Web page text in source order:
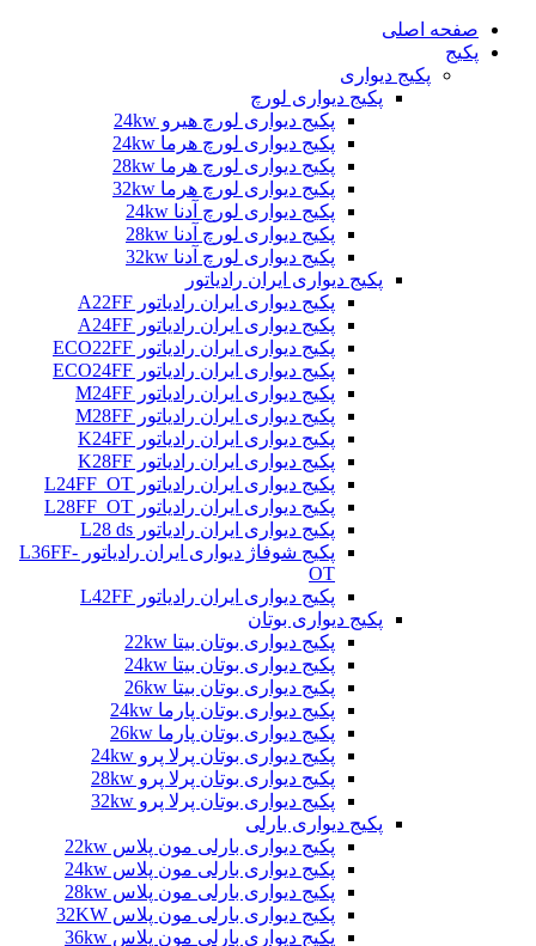
صفحه اصلی
پکیج
پکیج دیواری
پکیج دیواری لورچ
پکیج دیواری لورچ هیرو 24kw
پکیج دیواری لورچ هرما 24kw
پکیج دیواری لورچ هرما 28kw
پکیج دیواری لورچ هرما 32kw
پکیج دیواری لورچ آدنا 24kw
پکیج دیواری لورچ آدنا 28kw
پکیج دیواری لورچ آدنا 32kw
پکیج دیواری ایران رادیاتور
پکیج دیواری ایران رادیاتور A22FF
پکیج دیواری ایران رادیاتور A24FF
پکیج دیواری ایران رادیاتور ECO22FF
پکیج دیواری ایران رادیاتور ECO24FF
پکیج دیواری ایران رادیاتور M24FF
پکیج دیواری ایران رادیاتور M28FF
پکیج دیواری ایران رادیاتور K24FF
پکیج دیواری ایران رادیاتور K28FF
پکیج دیواری ایران رادیاتور L24FF_OT
پکیج دیواری ایران رادیاتور L28FF_OT
پکیج دیواری ایران رادیاتور L28 ds
پکیج شوفاژ دیواری ایران رادیاتور L36FF-
OT
پکیج دیواری ایران رادیاتور L42FF
پکیج دیواری بوتان
پکیج دیواری بوتان بیتا 22kw
پکیج دیواری بوتان بیتا 24kw
پکیج دیواری بوتان بیتا 26kw
پکیج دیواری بوتان پارما 24kw
پکیج دیواری بوتان پارما 26kw
پکیج دیواری بوتان پرلا پرو 24kw
پکیج دیواری بوتان پرلا پرو 28kw
پکیج دیواری بوتان پرلا پرو 32kw
پکیج دیواری بارلی
پکیج دیواری بارلی مون پلاس 22kw
پکیج دیواری بارلی مون پلاس 24kw
پکیج دیواری بارلی مون پلاس 28kw
پکیج دیواری بارلی مون پلاس 32KW
پکیج دیواری بارلی مون پلاس 36kw